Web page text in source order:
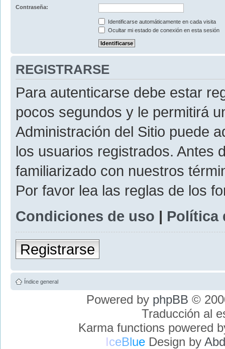
Contraseña:
Identificarse automáticamente en cada visita
Ocultar mi estado de conexión en esta sesión
REGISTRARSE
Para autenticarse debe estar
pocos segundos y le permitirá
Administración del Sitio puede
los usuarios registrados. Antes
familiarizado con nuestros
Por favor lea las reglas de los
Condiciones de uso | Política
Registrarse
Índice general
Powered by phpBB ©
Traducción al
Karma functions powered
IceBlueDesign by